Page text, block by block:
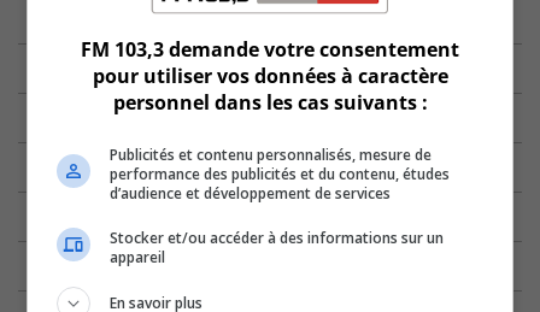
FM 103,3 demande votre consentement
pour utiliser vos données à caractère
personnel dans les cas suivants :
Publicités et contenu personnalisés, mesure de
performance des publicités et du contenu, études
d’audience et développement de services
Stocker et/ou accéder à des informations sur un
appareil
En savoir plus